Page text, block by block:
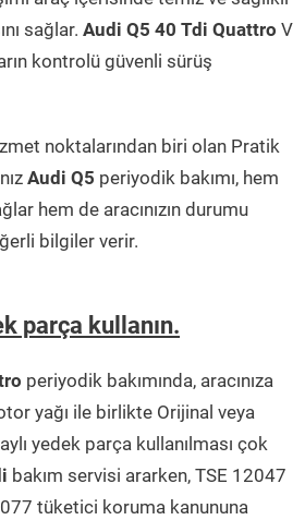
sağlar. Audi Q5 40 Tdi Quattro V
kontrolü güvenli sürüş
noktalarından biri olan Pratik
Audi Q5 periyodik bakımı, hem
hem de aracınızın durumu
bilgiler verir.
parça kullanın.
periyodik bakımında, aracınıza
yağı ile birlikte Orijinal veya
yedek parça kullanılması çok
bakım servisi ararken, TSE 12047
tüketici koruma kanununa